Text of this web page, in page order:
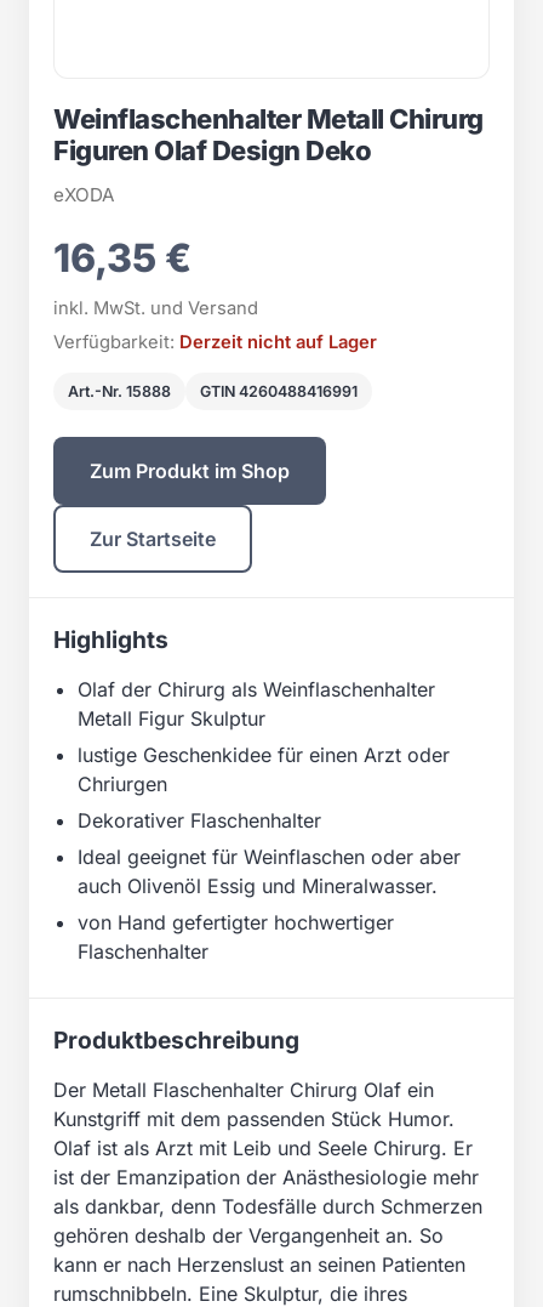
Weinflaschenhalter Metall Chirurg
Figuren Olaf Design Deko
eXODA
16,35 €
inkl. MwSt. und Versand
Verfügbarkeit: Derzeit nicht auf Lager
Art.-Nr. 15888 GTIN 4260488416991
Zum Produkt im Shop
Zur Startseite
Highlights
Olaf der Chirurg als Weinflaschenhalter
Metall Figur Skulptur
lustige Geschenkidee für einen Arzt oder
Chriurgen
Dekorativer Flaschenhalter
Ideal geeignet für Weinflaschen oder aber
auch Olivenöl Essig und Mineralwasser.
von Hand gefertigter hochwertiger
Flaschenhalter
Produktbeschreibung
Der Metall Flaschenhalter Chirurg Olaf ein
Kunstgriff mit dem passenden Stück Humor.
Olaf ist als Arzt mit Leib und Seele Chirurg. Er
ist der Emanzipation der Anästhesiologie mehr
als dankbar, denn Todesfälle durch Schmerzen
gehören deshalb der Vergangenheit an. So
kann er nach Herzenslust an seinen Patienten
rumschnibbeln. Eine Skulptur, die ihres